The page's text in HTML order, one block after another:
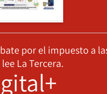
por el impuesto a
La Tercera.